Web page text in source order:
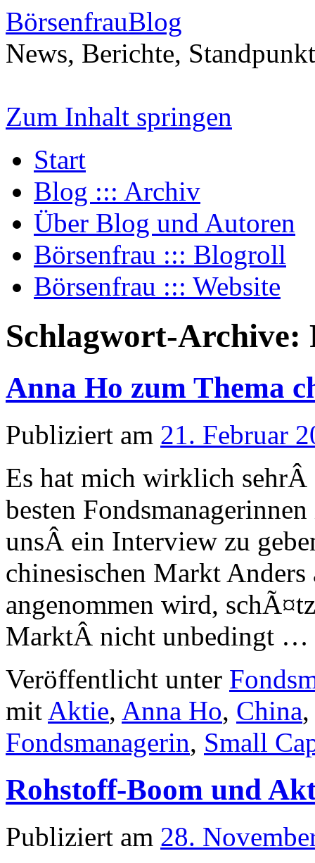
BörsenfrauBlog
News, Berichte,
Zum Inhalt springen
Start
Blog ::: Archiv
Über Blog und Autoren
Börsenfrau ::: Blogroll
Börsenfrau ::: Website
Schlagwort-Archive:
Anna Ho zum Thema
Publiziert am 21. Februar
Es hat mich wirklich sehrÂ
besten
unsÂ ein Interview zu
chinesischen Markt
angenommen wird,
MarktÂ nicht unbedingt …
Veröffentlicht unter
mit Aktie, Anna Ho, China
Fondsmanagerin, Small
Rohstoff-Boom und
Publiziert am 28.